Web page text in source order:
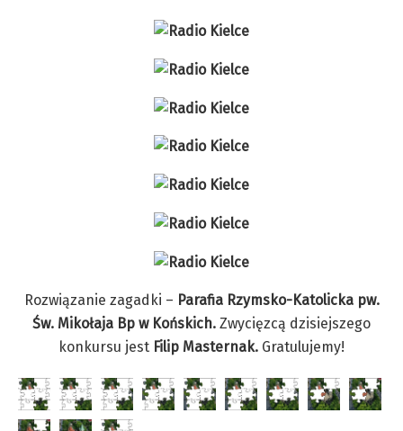
Rozwiązanie zagadki – Parafia Rzymsko-Katolicka pw.
Św. Mikołaja Bp w Końskich. Zwycięzcą dzisiejszego
konkursu jest Filip Masternak. Gratulujemy!